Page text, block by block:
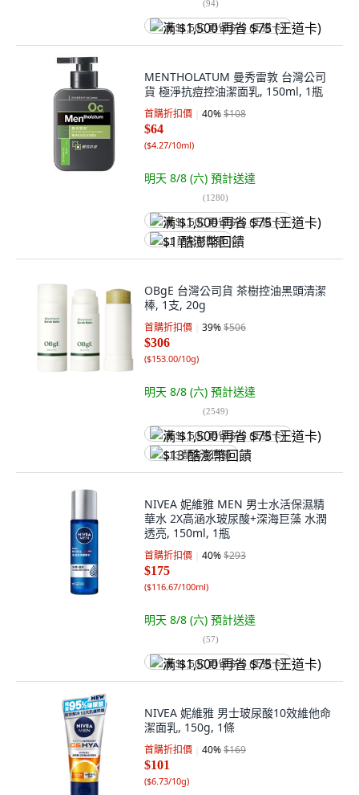
(94)
满 $1,500 再省 $75 (王道卡)
MENTHOLATUM 曼秀雷敦 台灣公司
貨 極淨抗痘控油潔面乳, 150ml, 1瓶
首購折扣價 40%$108
$64
($4.27/10ml)
明天 8/8 (六) 預計送達
(1280)
满 $1,500 再省 $75 (王道卡)
$1 酷澎幣回饋
OBgE 台灣公司貨 茶樹控油黑頭清潔
棒, 1支, 20g
首購折扣價 39%$506
$306
($153.00/10g)
明天 8/8 (六) 預計送達
(2549)
满 $1,500 再省 $75 (王道卡)
$13 酷澎幣回饋
NIVEA 妮維雅 MEN 男士水活保濕精
華水 2X高涵水玻尿酸+深海巨藻 水潤
透亮, 150ml, 1瓶
首購折扣價 40%$293
$175
($116.67/100ml)
明天 8/8 (六) 預計送達
(57)
满 $1,500 再省 $75 (王道卡)
NIVEA 妮維雅 男士玻尿酸10效維他命
潔面乳, 150g, 1條
首購折扣價 40%$169
$101
($6.73/10g)